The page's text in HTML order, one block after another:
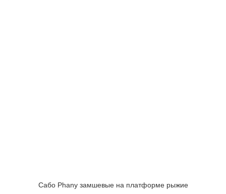
Сабо Phany замшевые на платформе рыжие